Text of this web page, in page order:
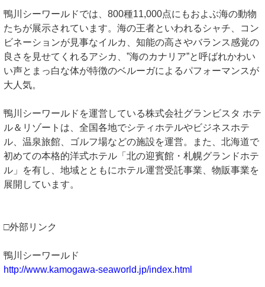
鴨川シーワールドでは、800種11,000点にもおよぶ海の動物
たちが展示されています。海の王者といわれるシャチ、コン
ビネーションが見事なイルカ、知能の高さやバランス感覚の
良さを見せてくれるアシカ、”海のカナリア”と呼ばれかわい
い声とまっ白な体が特徴のベルーガによるパフォーマンスが
大人気。
鴨川シーワールドを運営している株式会社グランビスタ ホテ
ル＆リゾートは、全国各地でシティホテルやビジネスホテ
ル、温泉旅館、ゴルフ場などの施設を運営。また、北海道で
初めての本格的洋式ホテル「北の迎賓館・札幌グランドホテ
ル」を有し、地域とともにホテル運営受託事業、物販事業を
展開しています。
□外部リンク
鴨川シーワールド
http://www.kamogawa-seaworld.jp/index.html